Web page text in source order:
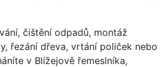
čištění odpadů, montáž
řezání dřeva, vrtání poliček nebo
v Blížejově řemeslníka,